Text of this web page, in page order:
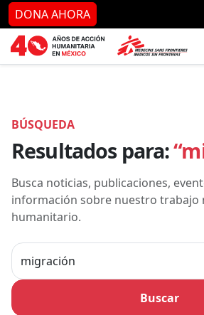
Ir al contenido principal
DONA AHORA
BÚSQUEDA
Resultados para:
Busca noticias, publicaciones,
información sobre nuestro trabajo
humanitario.
Buscar